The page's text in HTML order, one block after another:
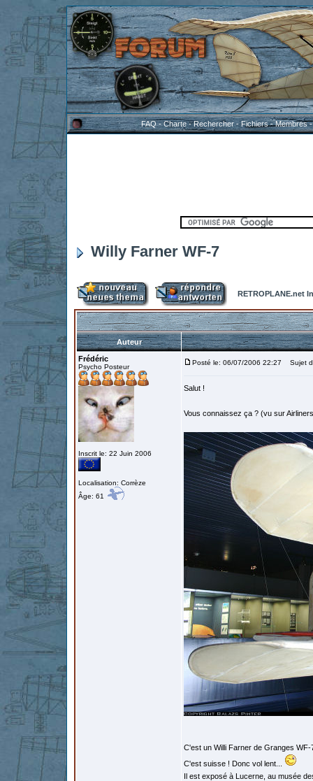
FAQ-Charte-Rechercher-Fichiers-Membres
Willy Farner WF-7
RETROPLANE.net
Auteur
Frédéric
Psycho Posteur
Inscrit le: 22 Juin 2006
Localisation: Corrèze
Âge: 61
Posté le: 06/07/2006 22:27 Sujet
Salut !
Vous connaissez ça ? (vu sur
C'est un Willi Farner de Granges WF-
C'est suisse ! Donc vol lent...
Il est exposé à Lucerne, au musée